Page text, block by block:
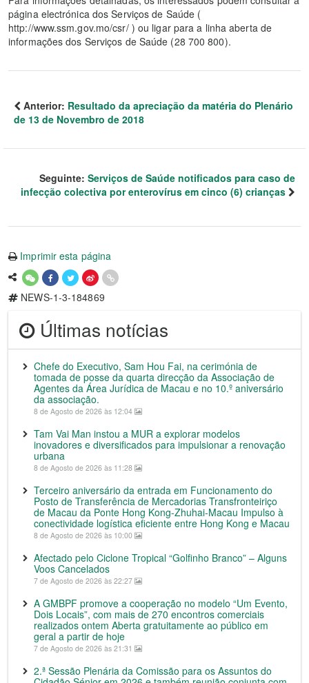
página electrónica dos Serviços de Saúde (
http://www.ssm.gov.mo/csr/ ) ou ligar para a linha aberta de
informações dos Serviços de Saúde (28 700 800).
Anterior: Resultado da apreciação da matéria do Plenário
de 13 de Novembro de 2018
Seguinte: Serviços de Saúde notificados para caso de
infecção colectiva por enterovírus em cinco (6) crianças
Imprimir esta página
NEWS-1-3-184869
Últimas notícias
Chefe do Executivo, Sam Hou Fai, na cerimónia de
tomada de posse da quarta direcção da Associação de
Agentes da Área Jurídica de Macau e no 10.º aniversário
da associação.
8 de Agosto de 2026 às 12:04
Tam Vai Man instou a MUR a explorar modelos
inovadores e diversificados para impulsionar a renovação
urbana
8 de Agosto de 2026 às 11:28
Terceiro aniversário da entrada em Funcionamento do
Posto de Transferência de Mercadorias Transfronteiriço
de Macau da Ponte Hong Kong-Zhuhai-Macau Impulso à
conectividade logística eficiente entre Hong Kong e Macau
8 de Agosto de 2026 às 10:00
Afectado pelo Ciclone Tropical “Golfinho Branco” – Alguns
Voos Cancelados
7 de Agosto de 2026 às 22:27
A GMBPF promove a cooperação no modelo “Um Evento,
Dois Locais”, com mais de 270 encontros comerciais
realizados ontem Aberta gratuitamente ao público em
geral a partir de hoje
7 de Agosto de 2026 às 21:31
2.ª Sessão Plenária da Comissão para os Assuntos do